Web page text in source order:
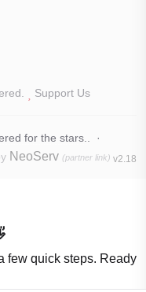
Support Us
for the stars.
·
NeoServ (partner link) v2.18
few quick steps. Ready